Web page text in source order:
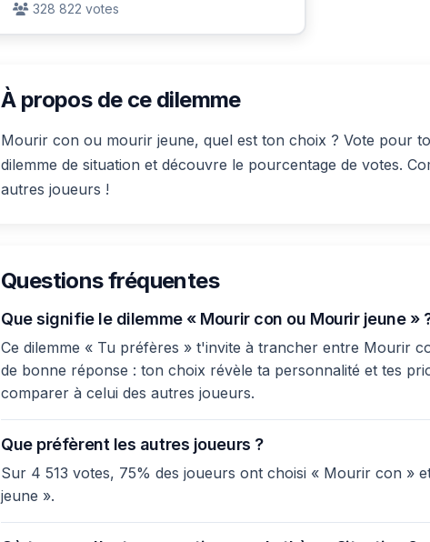
328 822 votes
À propos de ce dilemme
Mourir con ou mourir jeune, quel est ton choix ? Vote pour
dilemme de situation et découvre le pourcentage de votes.
autres joueurs !
Questions fréquentes
Que signifie le dilemme « Mourir con ou Mourir jeune »
Ce dilemme « Tu préfères » t'invite à trancher entre Mourir
de bonne réponse : ton choix révèle ta personnalité et tes
comparer à celui des autres joueurs.
Que préfèrent les autres joueurs ?
Sur 4 513 votes, 75% des joueurs ont choisi « Mourir con »
jeune ».